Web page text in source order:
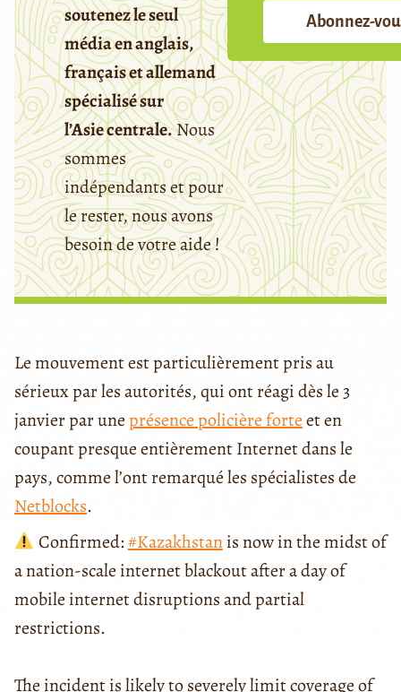
soutenez le seul
média en anglais,
français et allemand
spécialisé sur
l’Asie centrale.Nous
sommes
indépendants et pour
le rester, nous avons
besoin de votre aide !
Abonnez-
Le mouvement est particulièrement pris au
sérieux par les autorités, qui ont réagi dès le 3
janvier par uneprésence policière forteet en
coupant presque entièrement Internet dans le
pays, comme l’ont remarqué les spécialistes de
Netblocks.
Confirmed:#Kazakhstanis now in the midst of
a nation-scale internet blackout after a day of
mobile internet disruptions and partial
restrictions.
The incident is likely to severely limit coverage of